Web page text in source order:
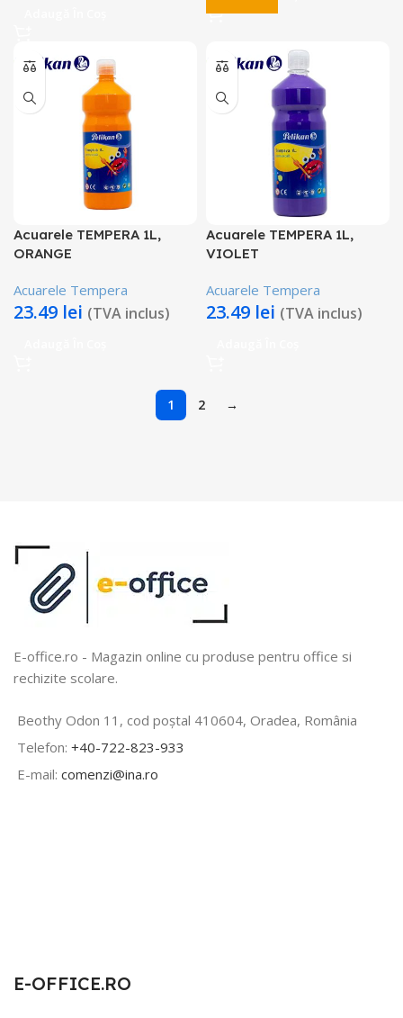
Acuarele TEMPERA 1L,
ORANGE
Acuarele Tempera
23.49 lei (TVA inclus)
Acuarele TEMPERA 1L,
VIOLET
Acuarele Tempera
23.49 lei (TVA inclus)
1 2 →
E-office.ro - Magazin online cu produse pentru office si
rechizite scolare.
Beothy Odon 11, cod poștal 410604, Oradea, România
Telefon: +40-722-823-933
E-mail: comenzi@ina.ro
E-OFFICE.RO